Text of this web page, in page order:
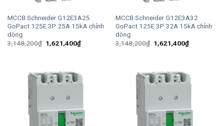
MCCB Schneider G12E3A25
GoPact 125E 3P 25A 15kA chỉnh
dòng
3,148,200₫ Giá
gốc
1,621,400₫Giá
hiện
MCCB Schneider G12E3A32
GoPact 125E 3P 32A 15kA chỉnh
dòng
3,148,200₫ Giá
gốc
1,621,400₫Giá
hiện